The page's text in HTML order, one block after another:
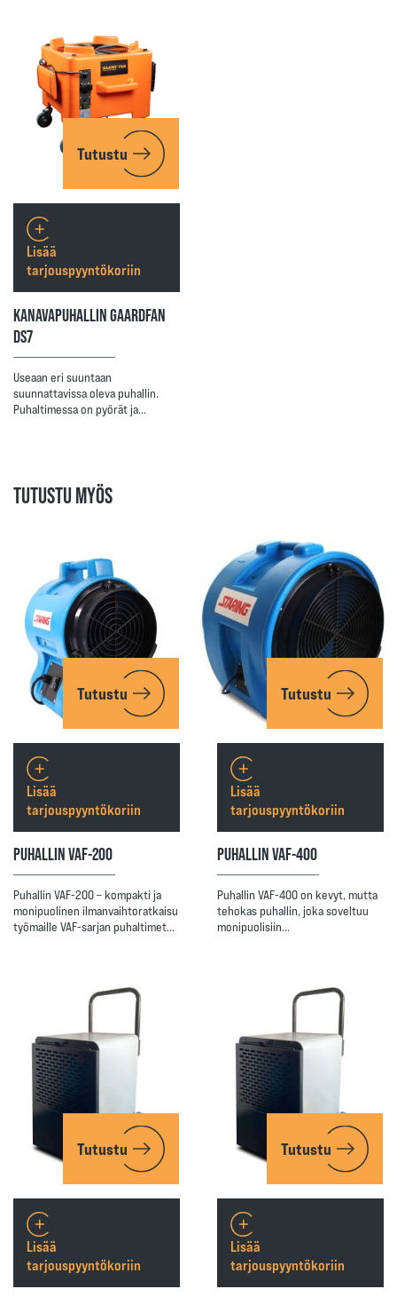
Tutustu
KANAVAPUHALLIN GAARDFAN
DS7
Useaan eri suuntaan
suunnattavissa oleva puhallin.
Puhaltimessa on pyörät ja…
Lisää
tarjouspyyntökoriin
TUTUSTU MYÖS
Tutustu
PUHALLIN VAF-200
Puhallin VAF-200 – kompakti ja
monipuolinen ilmanvaihtoratkaisu
työmaille VAF-sarjan puhaltimet…
Lisää
tarjouspyyntökoriin
Tutustu
PUHALLIN VAF-400
Puhallin VAF-400 on kevyt, mutta
tehokas puhallin, joka soveltuu
monipuolisiin…
Lisää
tarjouspyyntökoriin
Tutustu
Lisää
tarjouspyyntökoriin
Tutustu
Lisää
tarjouspyyntökoriin